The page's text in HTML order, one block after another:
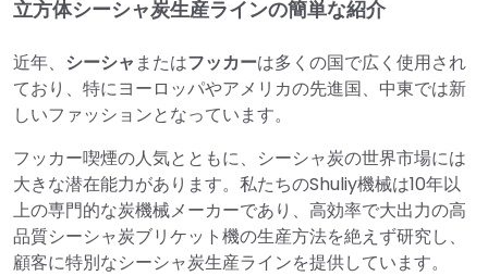
立方体シーシャ炭生産ラインの簡単な紹介
近年、 シーシャ またはフッカーは多くの国で広く使用され
ており、特にヨーロッパやアメリカの先進国、中東では新
しいファッションとなっています。
フッカー喫煙の人気とともに、シーシャ炭の世界市場には
大きな潜在能力があります。私たちのShuliy機械は10年以
上の専門的な炭機械メーカーであり、高効率で大出力の高
品質シーシャ炭ブリケット機の生産方法を絶えず研究し、
顧客に特別なシーシャ炭生産ラインを提供しています。